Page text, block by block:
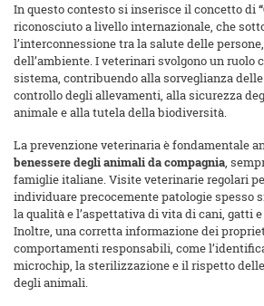
In questo contesto si inserisce il concetto di
riconosciuto a livello internazionale, che
l’interconnessione tra la salute delle
dell’ambiente. I veterinari svolgono un ruolo
sistema, contribuendo alla sorveglianza
controllo degli allevamenti, alla sicurezza
animale e alla tutela della biodiversità.
La prevenzione veterinaria è fondamentale
benessere degli animali da compagnia,
famiglie italiane. Visite veterinarie regolari
individuare precocemente patologie spesso
la qualità e l’aspettativa di vita di cani, gatti
Inoltre, una corretta informazione dei
comportamenti responsabili, come
microchip, la sterilizzazione e il rispetto
degli animali.